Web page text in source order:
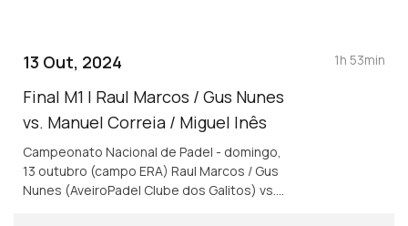
13 Out, 2024
Final M1 | Raul Marcos / Gus Nunes
vs. Manuel Correia / Miguel Inês
Campeonato Nacional de Padel - domingo,
13 outubro (campo ERA) Raul Marcos / Gus
Nunes (AveiroPadel Clube dos Galitos) vs.
1h 53min